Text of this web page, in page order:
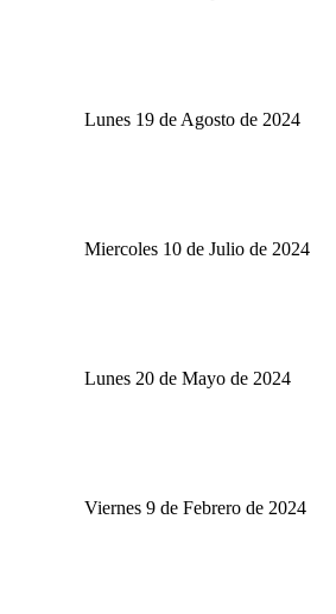
Lunes 19 de Agosto de 2024
Miercoles 10 de Julio de 2024
Lunes 20 de Mayo de 2024
Viernes 9 de Febrero de 2024